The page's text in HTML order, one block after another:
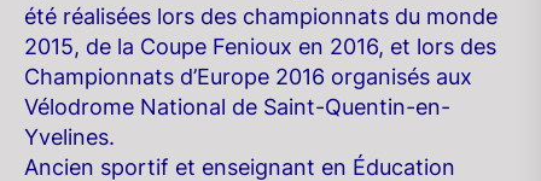
été réalisées lors des championnats du monde
2015, de la Coupe Fenioux en 2016, et lors des
Championnats d’Europe 2016 organisés aux
Vélodrome National de Saint-Quentin-en-
Yvelines.
Ancien sportif et enseignant en Éducation